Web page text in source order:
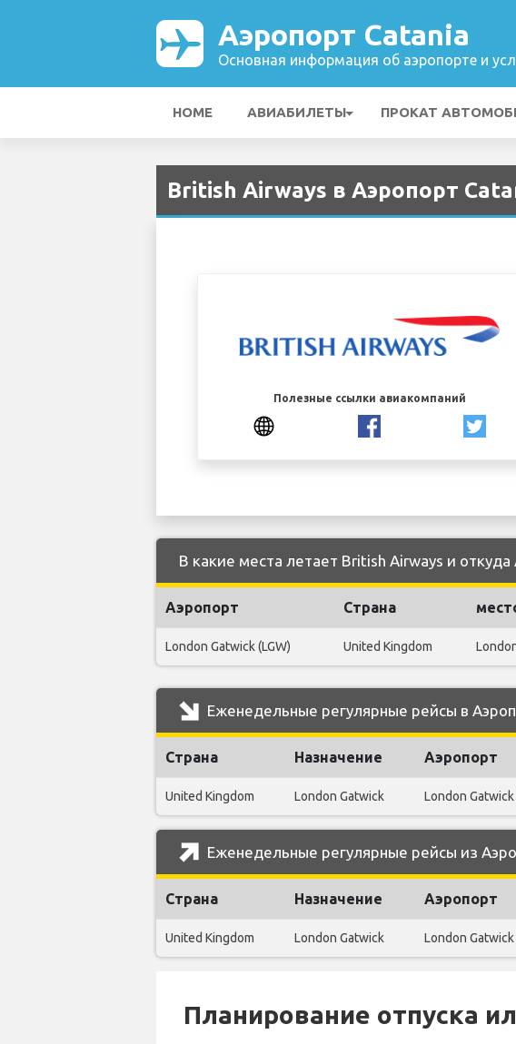
Аэропорт Catania
Основная информация об аэропорте и
HOME АВИАБИЛЕТЫ ПРОКАТ
British Airways в Аэропорт
Полезные ссылки авиакомпаний
В какие места летает British Airways и откуда
Аэропорт Страна
London Gatwick (LGW) United Kingdom
Еженедельные регулярные рейсы в
Страна Назначение Аэропорт
United Kingdom London Gatwick London Gatwick
Еженедельные регулярные рейсы из
Страна Назначение Аэропорт
United Kingdom London Gatwick London Gatwick
Планирование отпуска